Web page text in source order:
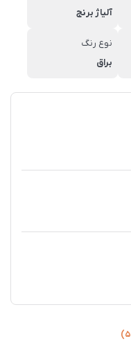
آلیاژ برنج
نوع رنگ
براق